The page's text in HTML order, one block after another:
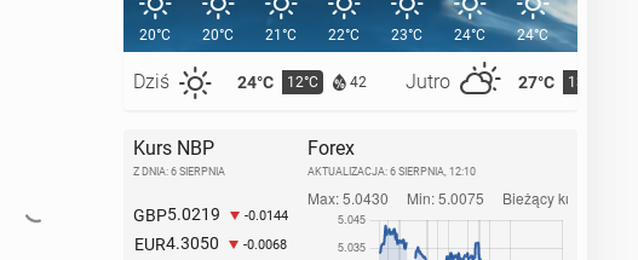
20°C
Dziś 24°C 12°C 42 Jutro 27°C 13°C
20°C 21°C 22°C 23°C 24°C 24°C
Kurs NBP
Z DNIA: 6 SIERPNIA
GBP5.0219 -0.0144
EUR4.3050 -0.0068
Forex
AKTUALIZACJA: 6 SIERPNIA, 12:10